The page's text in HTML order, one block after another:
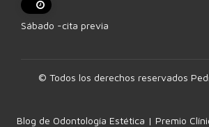
Sábado -cita previa
© Todos los derechos reservados
Blog de Odontología Estética | Premio